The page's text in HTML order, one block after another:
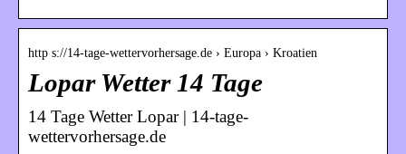
http s://14-tage-wettervorhersage.de › Europa › Kroatien
Lopar Wetter 14 Tage
14 Tage Wetter Lopar | 14-tage-
wettervorhersage.de